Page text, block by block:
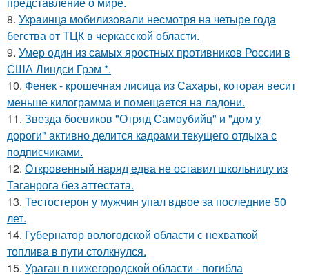
8. Укpaинца мобилизовали несмотря на четыре года
бегства от ТЦК в черкасской области.
9. Умер один из самых яростных противников России в
США Линдси Грэм *.
10. Фенек - крошечная лисица из Сахары, которая весит
меньше килограмма и помещается на ладони.
11. Звезда боевиков "Отряд Самоубийц" и "дом у
дороги" активно делится кадрами текущего отдыха с
подписчиками.
12. Откровенный наряд едва не оставил школьницу из
Таганрога без аттестата.
13. Тестостерон у мужчин упал вдвое за последние 50
лет.
14. Губернатор вологодской области с нехваткой
топлива в пути столкнулся.
15. Ураган в нижегородской области - погибла